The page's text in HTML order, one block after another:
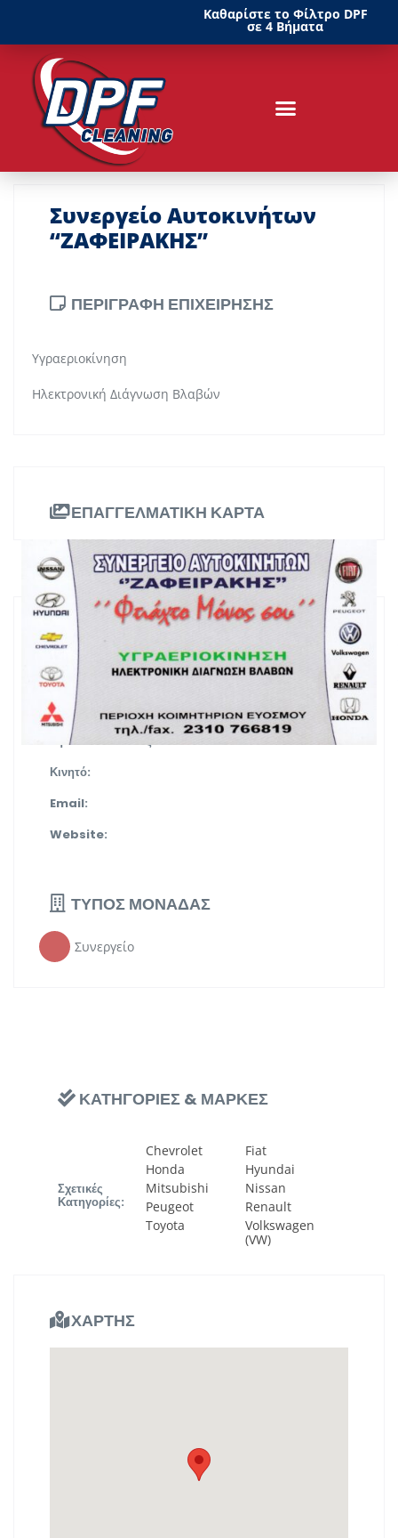
Καθαρίστε το Φίλτρο DPF
σε 4 Βήματα
Συνεργείο Αυτοκινήτων
“ΖΑΦΕΙΡΑΚΗΣ”
ΠΕΡΙΓΡΑΦΗ ΕΠΙΧΕΙΡΗΣΗΣ
Υγραεριοκίνηση
Ηλεκτρονική Διάγνωση Βλαβών
ΕΠΑΓΓΕΛΜΑΤΙΚΗ ΚΑΡΤΑ
ΠΛΗΡΟΦΟΡΙΕΣ
Διεύθυνση: Περιοχή Κοιμητηρίων Ευόσμου
Περιφέρεια:
Κεντρική Μακεδονία
Τηλ. Επικοινωνίας:
Κινητό:
Email:
Website:
ΤΥΠΟΣ ΜΟΝΑΔΑΣ
Συνεργείο
ΚΑΤΗΓΟΡΙΕΣ & ΜΑΡΚΕΣ
Σχετικές
Κατηγορίες:
Chevrolet
Fiat
Honda
Hyundai
Mitsubishi
Nissan
Peugeot
Renault
Toyota
Volkswagen
(VW)
ΧΑΡΤΗΣ